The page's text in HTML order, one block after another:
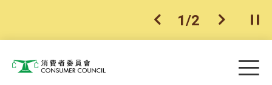
上一个
1/2 下一个开
消费者委员会 目